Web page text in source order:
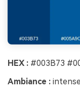
HEX : #003B73
Ambiance :